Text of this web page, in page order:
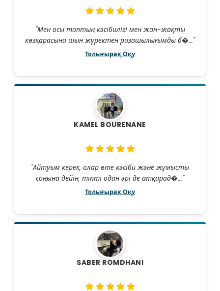
"Мен осы топтың кәсібилігі мен жан-жақты
көзқарасына шын жүректен ризашылығымды б�..."
Толығырақ Оқу
KAMEL BOURENANE
"Айтуым керек, олар өте кәсіби және жұмысты
соңына дейін, тіпті одан әрі де атқарад�..."
Толығырақ Оқу
SABER ROMDHANI